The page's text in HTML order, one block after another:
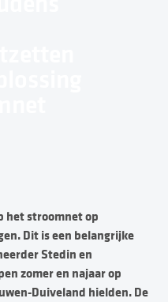
het stroomnet op
Dit is een belangrijke
Stedin en
zomer en najaar op
Duiveland hielden. De